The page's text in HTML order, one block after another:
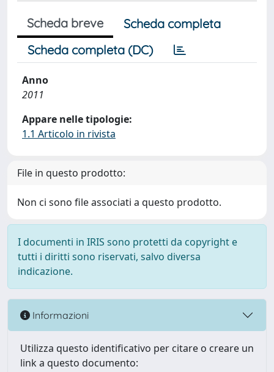
Scheda breve
Scheda completa
Scheda completa (DC)
Anno
2011
Appare nelle tipologie:
1.1 Articolo in rivista
File in questo prodotto:
Non ci sono file associati a questo prodotto.
I documenti in IRIS sono protetti da copyright e
tutti i diritti sono riservati, salvo diversa
indicazione.
Informazioni
Utilizza questo identificativo per citare o creare un
link a questo documento: